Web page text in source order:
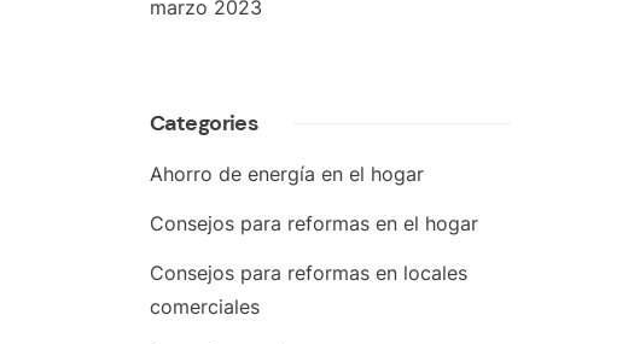
marzo 2023
Categories
Ahorro de energía en el hogar
Consejos para reformas en el hogar
Consejos para reformas en locales
comerciales